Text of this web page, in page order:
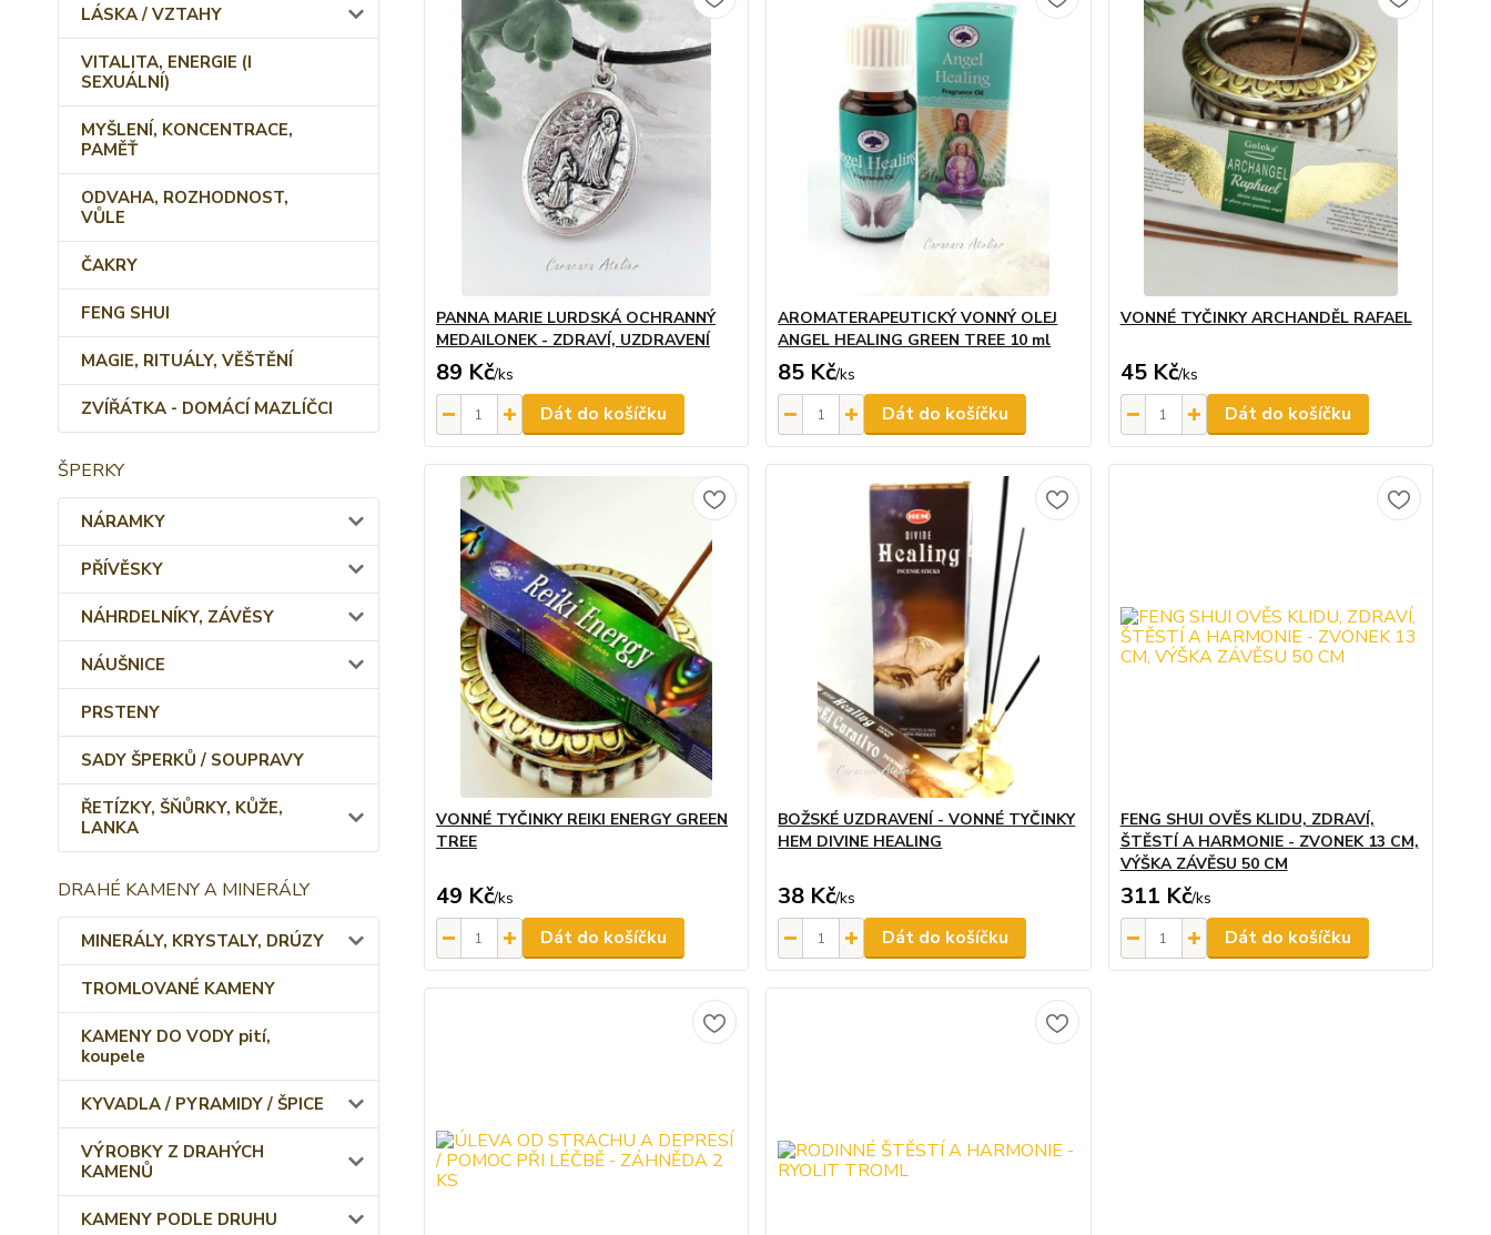
LÁSKA / VZTAHY
VITALITA, ENERGIE (I
SEXUÁLNÍ)
MYŠLENÍ, KONCENTRACE,
PAMĚŤ
ODVAHA, ROZHODNOST,
VŮLE
ČAKRY
FENG SHUI
MAGIE, RITUÁLY, VĚŠTĚNÍ
ZVÍŘÁTKA - DOMÁCÍ MAZLÍČCI
ŠPERKY
NÁRAMKY
PŘÍVĚSKY
NÁHRDELNÍKY, ZÁVĚSY
NÁUŠNICE
PRSTENY
SADY ŠPERKŮ / SOUPRAVY
ŘETÍZKY, ŠŇŮRKY, KŮŽE,
LANKA
DRAHÉ KAMENY A MINERÁLY
MINERÁLY, KRYSTALY, DRÚZY
TROMLOVANÉ KAMENY
KAMENY DO VODY pití,
koupele
KYVADLA / PYRAMIDY / ŠPICE
VÝROBKY Z DRAHÝCH
KAMENŮ
KAMENY PODLE DRUHU
PANNA MARIE LURDSKÁ OCHRANNÝ
MEDAILONEK - ZDRAVÍ, UZDRAVENÍ
89 Kč/ks
Dát do košíčku
AROMATERAPEUTICKÝ VONNÝ OLEJ
ANGEL HEALING GREEN TREE 10 ml
85 Kč/ks
Dát do košíčku
VONNÉ TYČINKY ARCHANDĚL RAFAEL
45 Kč/ks
Dát do košíčku
VONNÉ TYČINKY REIKI ENERGY GREEN
TREE
49 Kč/ks
Dát do košíčku
BOŽSKÉ UZDRAVENÍ - VONNÉ TYČINKY
HEM DIVINE HEALING
38 Kč/ks
Dát do košíčku
FENG SHUI OVĚS KLIDU, ZDRAVÍ,
ŠTĚSTÍ A HARMONIE - ZVONEK 13 CM,
VÝŠKA ZÁVĚSU 50 CM
311 Kč/ks
Dát do košíčku